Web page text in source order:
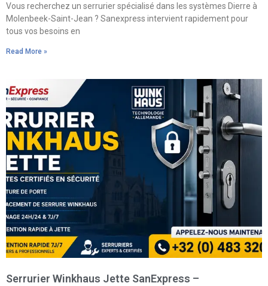
Vous recherchez un serrurier spécialisé dans les systèmes Dierre à
Molenbeek-Saint-Jean ? Sanexpress intervient rapidement pour
tous vos besoins en
Read More »
Serrurier Winkhaus Jette SanExpress –